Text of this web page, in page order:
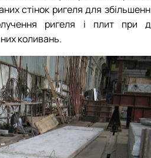
стінок ригеля для
ригеля і плит при
коливань.